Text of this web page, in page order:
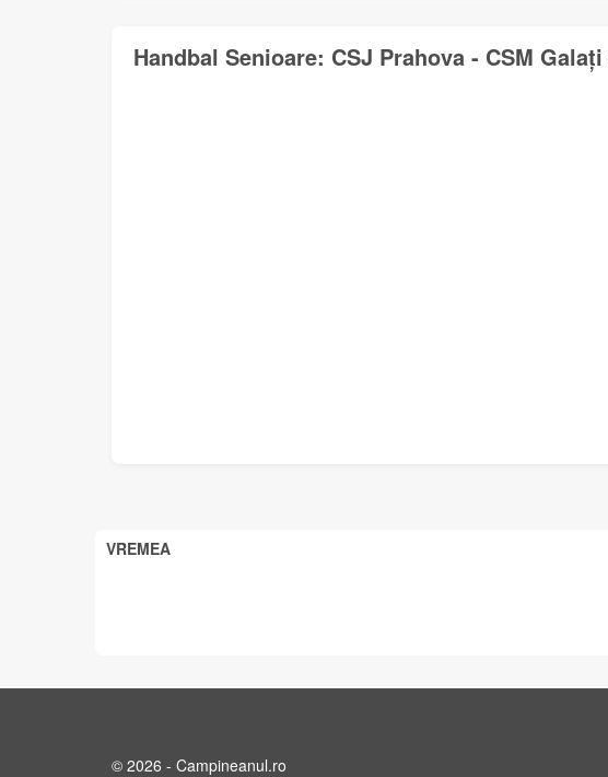
Handbal Senioare: CSJ Prahova - CSM Galați
VREMEA
© 2026 - Campineanul.ro